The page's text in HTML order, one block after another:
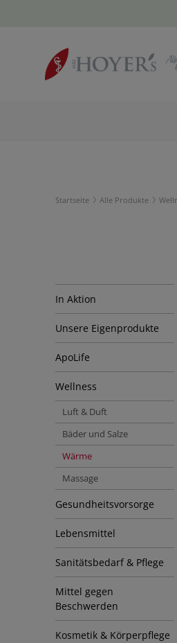
Startseite Alle Produkte
In Aktion
Unsere Eigenprodukte
ApoLife
Wellness
Luft & Duft
Bäder und Salze
Wärme
Massage
Gesundheitsvorsorge
Lebensmittel
Sanitätsbedarf & Pflege
Mittel gegen
Beschwerden
Kosmetik & Körperpflege